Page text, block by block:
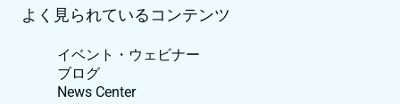
よく見られているコンテンツ
イベント・ウェビナー
ブログ
News Center